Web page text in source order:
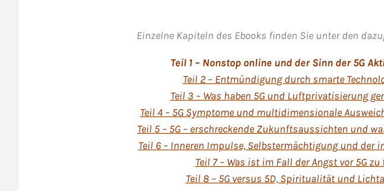
Einzelne Kapiteln des Ebooks finden Sie unter den
Teil 1 – Nonstop online und der Sinn der 5G
Teil 2 – Entmündigung durch smarte
Teil 3 – Was haben 5G und Luftprivatisierung
Teil 4 – 5G Symptome und multidimensionale
Teil 5 – 5G – erschreckende Zukunftsaussichten und
Teil 6 – Inneren Impulse, Selbstermächtigung und der
Teil 7 – Was ist im Fall der Angst vor 5G zu
Teil 8 – 5G versus 5D, Spiritualität und